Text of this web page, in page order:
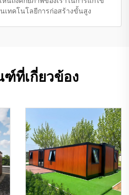
เทคโนโลยีการก่อสร้างขั้นสูง
ที่เกี่ยวข้อง